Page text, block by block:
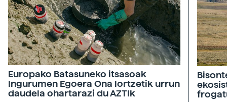
Europako Batasuneko itsasoak
Ingurumen Egoera Ona lortzetik urrun
daudela ohartarazi du AZTIk